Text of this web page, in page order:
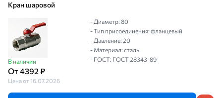
Кран шаровой
В наличии
От 4392 ₽
Цена от 16.07.2026
- Диаметр: 80
- Тип присоединения: фланцевый
- Давление: 20
- Материал: сталь
- ГОСТ: ГОСТ 28343-89